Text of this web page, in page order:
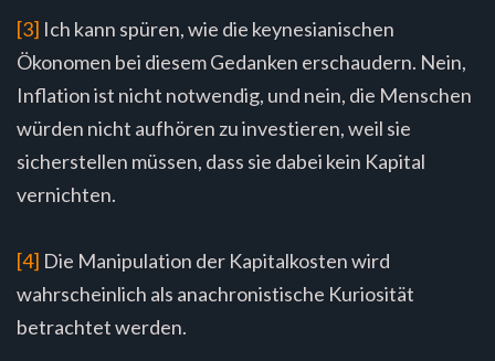
[3] Ich kann spüren, wie die keynesianischen
Ökonomen bei diesem Gedanken erschaudern. Nein,
Inflation ist nicht notwendig, und nein, die Menschen
würden nicht aufhören zu investieren, weil sie
sicherstellen müssen, dass sie dabei kein Kapital
vernichten.
[4] Die Manipulation der Kapitalkosten wird
wahrscheinlich als anachronistische Kuriosität
betrachtet werden.